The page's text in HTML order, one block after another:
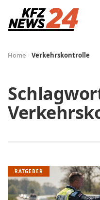
Home Verkehrskontrolle
RATGEBER